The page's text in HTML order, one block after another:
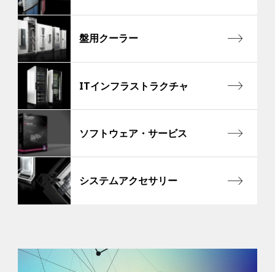
盤用クーラー
ITインフラストラクチャ
ソフトウェア・サービス
システムアクセサリー